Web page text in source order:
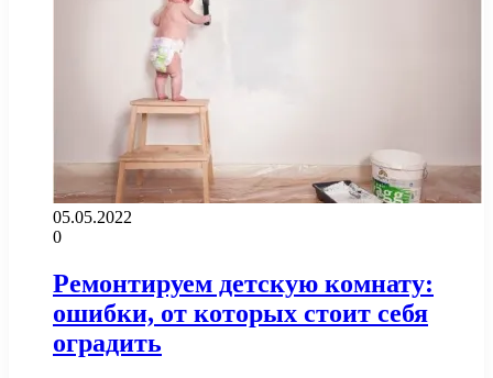
05.05.2022
0
Ремонтируем детскую комнату:
ошибки, от которых стоит себя
оградить